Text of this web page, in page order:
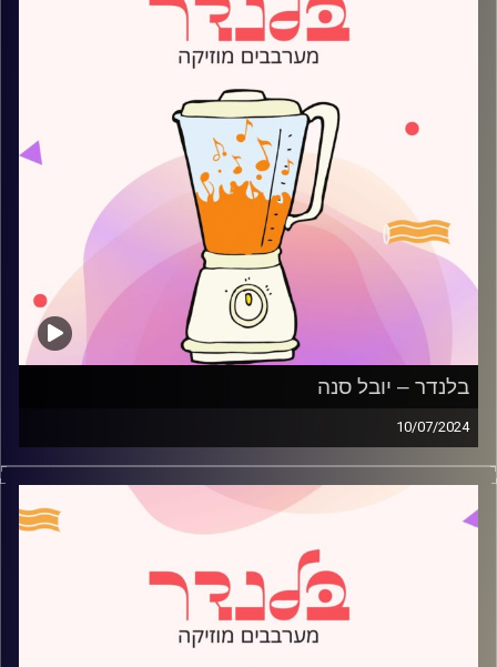
בלנדר – יובל סנה
10/07/2024
מוזיקה קצבית חדשה עם יובל סנה
קרדיט תמונות:
AudioVersity